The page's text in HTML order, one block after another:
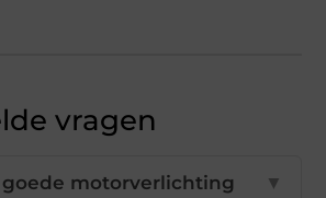
vragen
goede motorverlichting
▼